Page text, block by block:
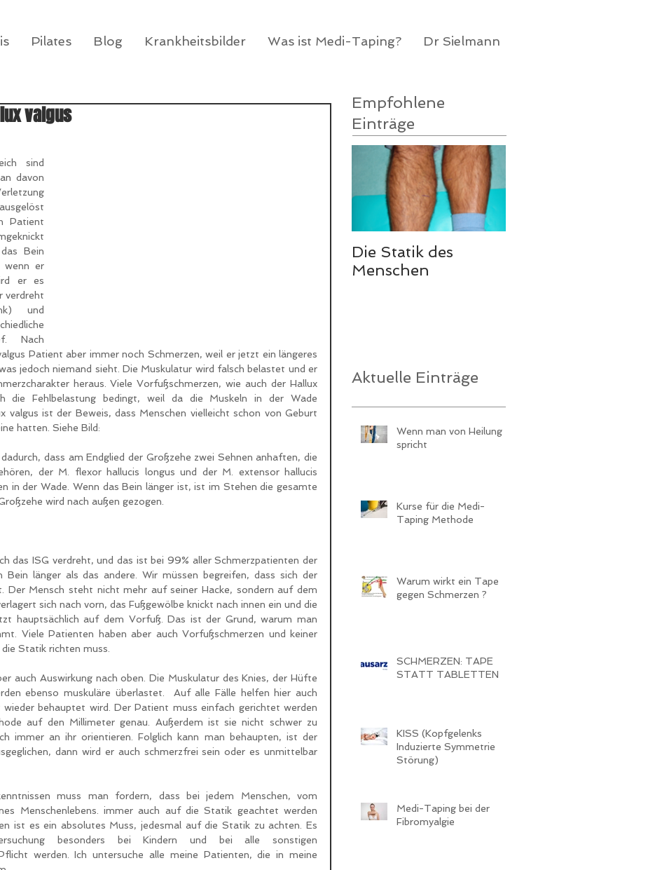
Pilates Blog Krankheitsbilder Was ist Medi-Taping? Dr Sielmann
valgus
sind
davon
Patient
Bein
wenn er
er es
verdreht
und
Nach
Patient aber immer noch Schmerzen, weil er jetzt ein längeres
jedoch niemand sieht. Die Muskulatur wird falsch belastet und er
heraus. Viele Vorfußschmerzen, wie auch der Hallux
die Fehlbelastung bedingt, weil da die Muskeln in der Wade
valgus ist der Beweis, dass Menschen vielleicht schon von Geburt
hatten. Siehe Bild:
dass am Endglied der Großzehe zwei Sehnen anhaften, die
der M. flexor hallucis longus und der M. extensor hallucis
in der Wade. Wenn das Bein länger ist, ist im Stehen die gesamte
wird nach außen gezogen.
das ISG verdreht, und das ist bei 99% aller Schmerzpatienten der
länger als das andere. Wir müssen begreifen, dass sich der
Der Mensch steht nicht mehr auf seiner Hacke, sondern auf dem
sich nach vorn, das Fußgewölbe knickt nach innen ein und die
hauptsächlich auf dem Vorfuß. Das ist der Grund, warum man
Viele Patienten haben aber auch Vorfußschmerzen und keiner
Statik richten muss.
auch Auswirkung nach oben. Die Muskulatur des Knies, der Hüfte
ebenso muskuläre überlastet.  Auf alle Fälle helfen hier auch
wieder behauptet wird. Der Patient muss einfach gerichtet werden
auf den Millimeter genau. Außerdem ist sie nicht schwer zu
immer an ihr orientieren. Folglich kann man behaupten, ist der
dann wird er auch schmerzfrei sein oder es unmittelbar
muss man fordern, dass bei jedem Menschen, vom
Menschenlebens. immer auch auf die Statik geachtet werden
ist es ein absolutes Muss, jedesmal auf die Statik zu achten. Es
besonders bei Kindern und bei alle sonstigen
werden. Ich untersuche alle meine Patienten, die in meine
Empfohlene
Einträge
Die Statik des
Menschen
Aktuelle Einträge
Wenn man von Heilung
spricht
Kurse für die Medi-
Taping Methode
Warum wirkt ein Tape
gegen Schmerzen ?
SCHMERZEN: TAPE
STATT TABLETTEN
KISS (Kopfgelenks
Induzierte Symmetrie
Störung)
Medi-Taping bei der
Fibromyalgie